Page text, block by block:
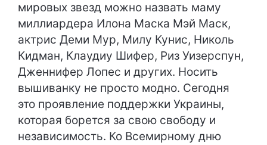
мировых звезд можно назвать маму
миллиардера Илона Маска Мэй Маск,
актрис Деми Мур, Милу Кунис, Николь
Кидман, Клаудиу Шифер, Риз Уизерспун,
Дженнифер Лопес и других. Носить
вышиванку не просто модно. Сегодня
это проявление поддержки Украины,
которая борется за свою свободу и
независимость. Ко Всемирному дню